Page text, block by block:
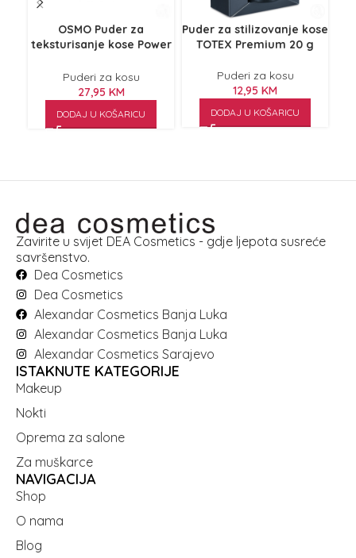
OSMO Puder za
teksturisanje kose Power
Puderi za kosu
27,95 KM
DODAJ U KOŠARICU
Puder za stilizovanje kose
TOTEX Premium 20 g
Puderi za kosu
12,95 KM
DODAJ U KOŠARICU
Zavirite u svijet DEA Cosmetics - gdje ljepota susreće
savršenstvo.
Dea Cosmetics
Dea Cosmetics
Alexandar Cosmetics Banja Luka
Alexandar Cosmetics Banja Luka
Alexandar Cosmetics Sarajevo
ISTAKNUTE KATEGORIJE
Makeup
Nokti
Oprema za salone
Za muškarce
NAVIGACIJA
Shop
O nama
Blog